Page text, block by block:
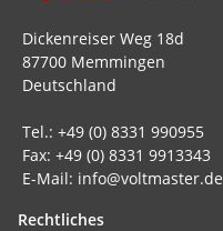
Dickenreiser Weg 18d
87700 Memmingen
Deutschland
Tel.: +49 (0) 8331 990955
Fax: +49 (0) 8331 9913343
E-Mail: info@voltmaster.de
Rechtliches